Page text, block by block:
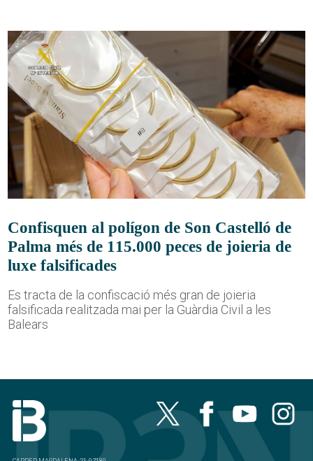
Confisquen al polígon de Son Castelló de
Palma més de 115.000 peces de joieria de
luxe falsificades
Es tracta de la confiscació més gran de joieria
falsificada realitzada mai per la Guàrdia Civil a les
Balears